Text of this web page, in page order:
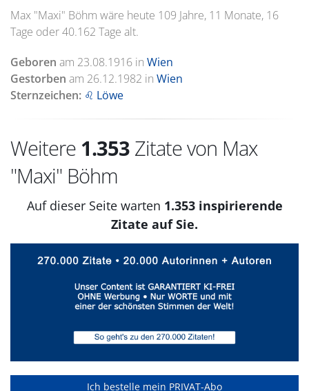
Max "Maxi" Böhm wäre heute 109 Jahre, 11 Monate, 16
Tage oder 40.162 Tage alt.
Geboren am 23.08.1916 in Wien
Gestorben am 26.12.1982 in Wien
Sternzeichen: ♌ Löwe
Weitere 1.353 Zitate von Max
"Maxi" Böhm
Auf dieser Seite warten 1.353 inspirierende
Zitate auf Sie.
Ich bestelle mein PRIVAT-Abo